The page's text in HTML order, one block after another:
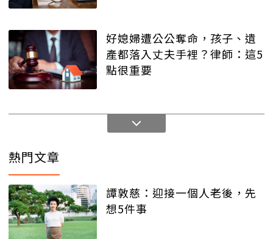
好媳婦遭公公奪命，孩子、遺
產都落入丈夫手裡？律師：這5
點很重要
熱門文章
譚敦慈：迎接一個人老後，先
想5件事